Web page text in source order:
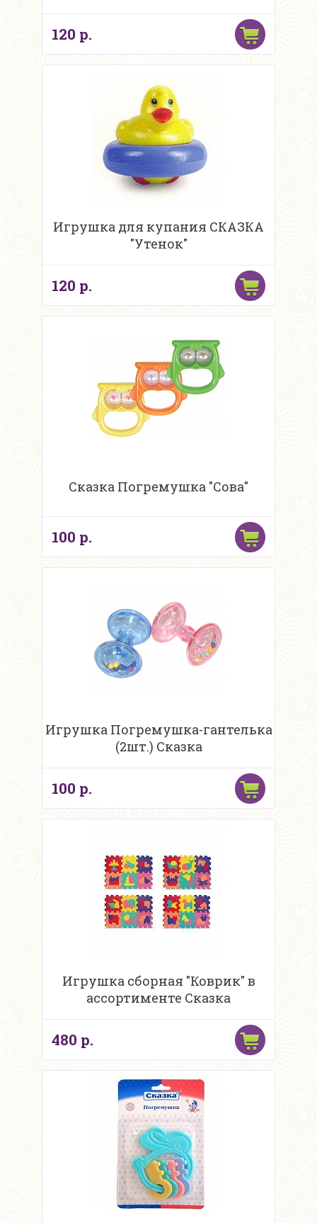
120 р.
Игрушка для купания СКАЗКА
"Утенок"
120 р.
Сказка Погремушка "Сова"
100 р.
Игрушка Погремушка-гантелька
(2шт.) Сказка
100 р.
Игрушка сборная "Коврик" в
ассортименте Сказка
480 р.